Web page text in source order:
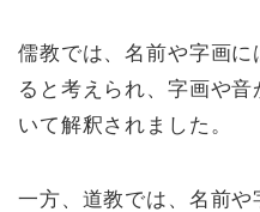
儒教では、名前や字画
ると考えられ、字画や
いて解釈されました。
一方、道教では、名前